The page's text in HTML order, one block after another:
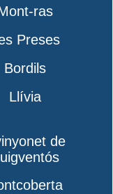
ras
Preses
Bordils
Llívia
de